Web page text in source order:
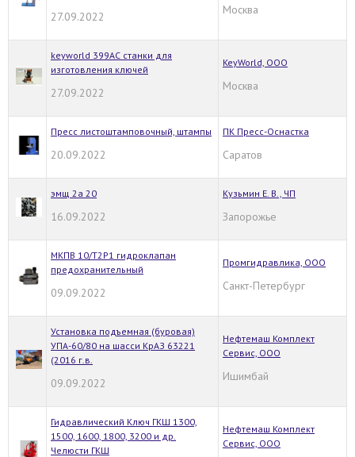
27.09.2022 Москва
keyworld 399АС станки для
изготовления ключей
27.09.2022
KeyWorld, ООО
Москва
Пресс листоштамповочный, штампы
20.09.2022
ПК Пресс-Оснастка
Саратов
эмщ 2а 20
16.09.2022
Кузьмин Е. В., ЧП
Запорожье
МКПВ 10/Т2Р1 гидроклапан
предохранительный
09.09.2022
Промгидравлика, ООО
Санкт-Петербург
Установка подъемная (буровая)
УПА-60/80 на шасси КрАЗ 63221
(2016 г.в.
09.09.2022
Нефтемаш Комплект
Сервис, ООО
Ишимбай
Гидравлический Ключ ГКШ 1300,
1500, 1600, 1800, 3200 и др.
Челюсти ГКШ
Нефтемаш Комплект
Сервис, ООО